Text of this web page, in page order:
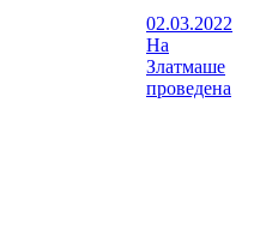
02.03.2022
На
Златмаше
проведена